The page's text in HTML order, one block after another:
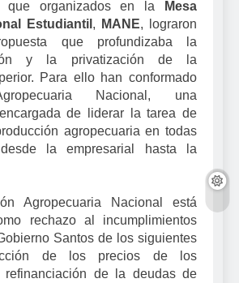
que organizados en la
Mesa
Estudiantil , MANE, lograron
que profundizaba la
y la privatización de la
Para ello han conformado
Nacional, una
de liderar la tarea de
agropecuaria en todas
la empresarial hasta la
Agropecuaria Nacional está
rechazo al incumplimientos
Santos de los siguientes
de los precios de los
refinanciación de la deudas de